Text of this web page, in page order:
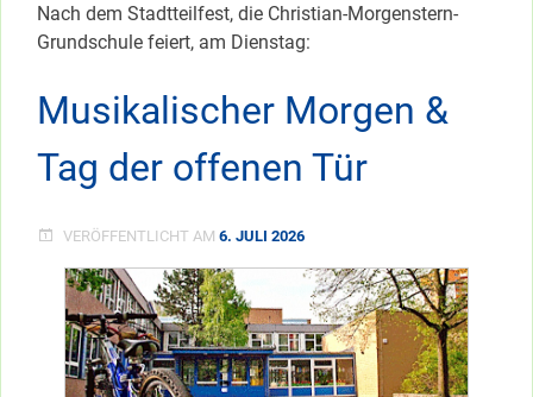
Nach dem Stadtteilfest, die Christian-Morgenstern-
Grundschule feiert, am Dienstag:
Musikalischer Morgen &
Tag der offenen Tür
VERÖFFENTLICHT AM 6. JULI 2026